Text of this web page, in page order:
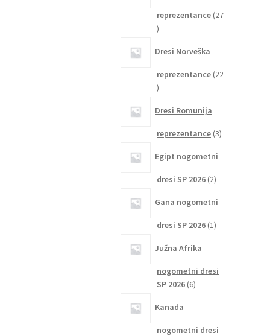
reprezentance 27
27
Dresi Norveška
reprezentance 22
22
Dresi Romunija
reprezentance 33
Egipt nogometni
dresi SP 2026 22
Gana nogometni
dresi SP 2026 11
Južna Afrika
nogometni dresi
SP 2026 66
Kanada
nogometni dresi